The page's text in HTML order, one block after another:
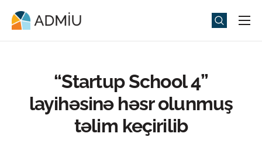
Universitet
Tədbirlər
“Startup School 4”
layihəsinə həsr olunmuş
təlim keçirilib